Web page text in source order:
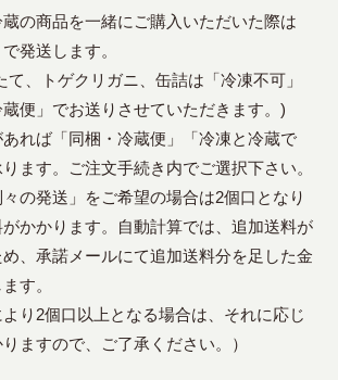
の商品を一緒にご購入いただいた際は
発送します。
、トゲクリガニ、缶詰は「冷凍不可」
便」でお送りさせていただきます。)
れば「同梱・冷蔵便」「冷凍と冷蔵で
ます。ご注文手続き内でご選択下さい。
々の発送」をご希望の場合は2個口となり
かかります。自動計算では、追加送料が
、承諾メールにて追加送料分を足した金
す。
り2個口以上となる場合は、それに応じ
ますので、ご了承ください。）